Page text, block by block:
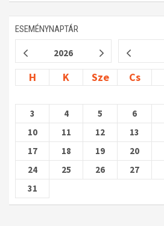
ESEMÉNYNAPTÁR
2026
H K Sze Cs
3
4 5 6
10
11 12 13
17
18 19 20
24
25 26 27
31